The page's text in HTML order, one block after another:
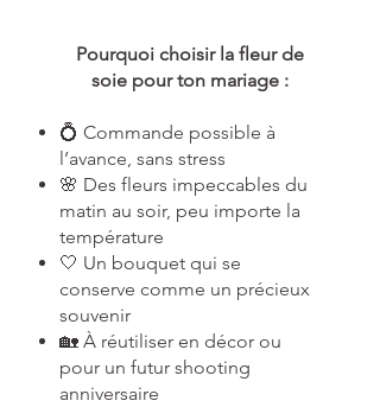
Pourquoi choisir la fleur de
soie pour ton mariage :
💍 Commande possible à
l’avance, sans stress
🌸 Des fleurs impeccables du
matin au soir, peu importe la
température
🤍 Un bouquet qui se
conserve comme un précieux
souvenir
🏡 À réutiliser en décor ou
pour un futur shooting
anniversaire